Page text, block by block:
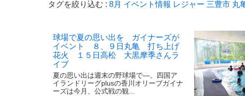
タグを絞り込む : 8月 イベント情報 レジャー 三豊市 丸
球場で夏の思い出を ガイナーズが
イベント ８、９日丸亀 打ち上げ
花火 １５日高松 大黒摩季さんラ
イブ
夏の思い出は週末の野球場で―。四国ア
イランドリーグplusの香川オリーブガイナ
ーズは今月、公式戦の観...